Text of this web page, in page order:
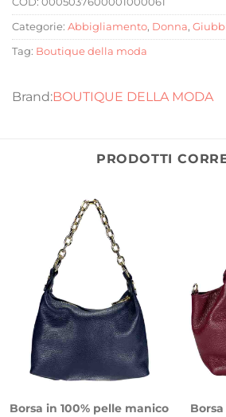
Categorie: Abbigliamento, Donna,
Tag: Boutique della moda
BOUTIQUE DELLA MODA
PRODOTTI
Borsa in 100% pelle manico